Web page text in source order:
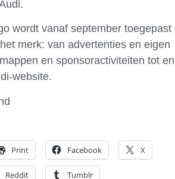
wordt vanaf september toegepast
merk: van advertenties en eigen
en sponsoractiviteiten tot en
website.
Print Facebook X
Reddit Tumblr